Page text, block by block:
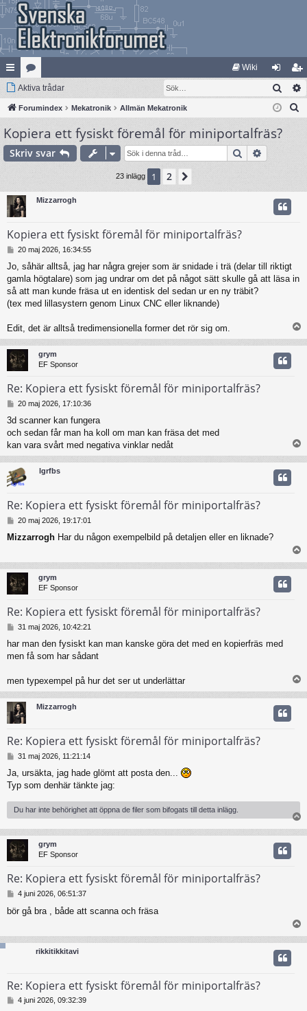
na
bb
lä
nk
at
eg
ori
er
Wiki
og
ga
in
li
m
Aktiva trådar Sök
Forumindex Mekatronik Allmän Mekatronik
Kopiera ett fysiskt föremål för miniportalfräs?
Skriv svar Sök
23 inlägg 1 2
Mizzarrogh
Kopiera ett fysiskt föremål för miniportalfräs?
l
ä
g
g
20 maj 2026, 16:34:55
Jo, såhär alltså, jag har några grejer som är snidade i trä (delar till riktigt
gamla högtalare) som jag undrar om det på något sätt skulle gå att läsa in
så att man kunde fräsa ut en identisk del sedan ur en ny träbit?
(tex med lillasystern genom Linux CNC eller liknande)
Edit, det är alltså tredimensionella former det rör sig om.
p
grym
EF Sponsor
Re: Kopiera ett fysiskt föremål för miniportalfräs?
l
ä
g
g
20 maj 2026, 17:10:36
3d scanner kan fungera
och sedan får man ha koll om man kan fräsa det med
kan vara svårt med negativa vinklar nedåt
p
p
lgrfbs
Re: Kopiera ett fysiskt föremål för miniportalfräs?
l
g
g
20 maj 2026, 19:17:01
Mizzarrogh Har du någon exempelbild på detaljen eller en liknade?
p
p
grym
EF Sponsor
Re: Kopiera ett fysiskt föremål för miniportalfräs?
l
ä
g
31 maj 2026, 10:42:21
har man den fysiskt kan man kanske göra det med en kopierfräs med
men få som har sådant
men typexempel på hur det ser ut underlättar
p
p
Mizzarrogh
Re: Kopiera ett fysiskt föremål för miniportalfräs?
l
ä
g
31 maj 2026, 11:21:14
Ja, ursäkta, jag hade glömt att posta den...
Typ som denhär tänkte jag:
Du har inte behörighet att öppna de filer som bifogats till detta inlägg.
p
p
grym
EF Sponsor
Re: Kopiera ett fysiskt föremål för miniportalfräs?
l
g
4 juni 2026, 06:51:37
bör gå bra , både att scanna och fräsa
p
p
rikkitikkitavi
Re: Kopiera ett fysiskt föremål för miniportalfräs?
4 juni 2026, 09:32:39